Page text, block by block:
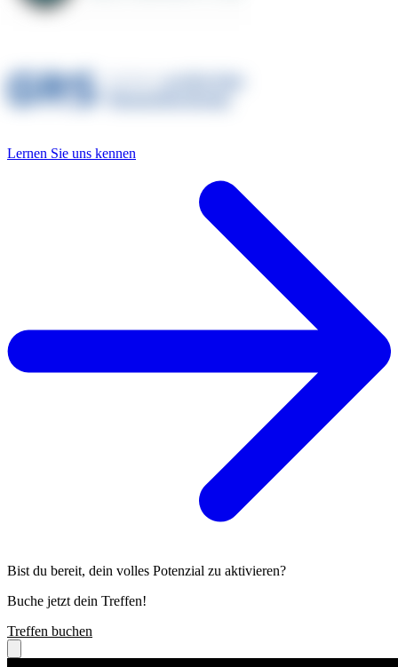
Lernen Sie uns kennen
Bist du bereit, dein volles Potenzial zu aktivieren?
Buche jetzt dein Treffen!
Treffen buchen